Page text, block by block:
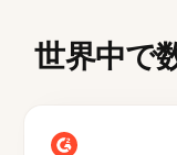
世界中で